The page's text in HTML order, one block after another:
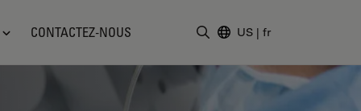
CONTACTEZ-NOUS US | fr